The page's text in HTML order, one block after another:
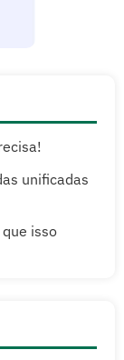
unificadas
isso